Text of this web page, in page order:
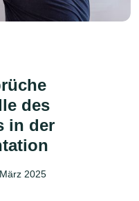
des
in der
2025